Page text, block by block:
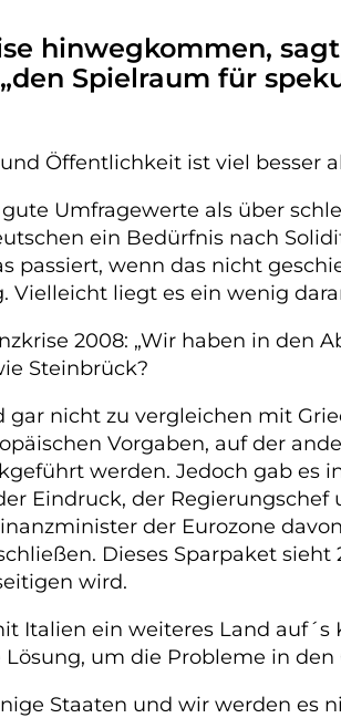
hinwegkommen,
Spielraum für
Öffentlichkeit ist viel besser
Umfragewerte als über
ein Bedürfnis nach
passiert, wenn das nicht
Vielleicht liegt es ein wenig
2008: „Wir haben in den
Steinbrück?
nicht zu vergleichen mit
Vorgaben, auf der
werden. Jedoch gab es
Eindruck, der
der Eurozone
Dieses Sparpaket
wird.
Italien ein weiteres Land
um die Probleme in
Staaten und wir werden es